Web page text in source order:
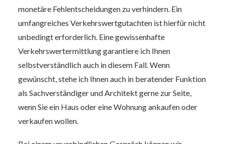
monetäre Fehlentscheidungen zu verhindern. Ein
umfangreiches Verkehrswertgutachten ist hierfür nicht
unbedingt erforderlich. Eine gewissenhafte
Verkehrswertermittlung garantiere ich Ihnen
selbstverständlich auch in diesem Fall. Wenn
gewünscht, stehe ich Ihnen auch in beratender Funktion
als Sachverständiger und Architekt gerne zur Seite,
wenn Sie ein Haus oder eine Wohnung ankaufen oder
verkaufen wollen.